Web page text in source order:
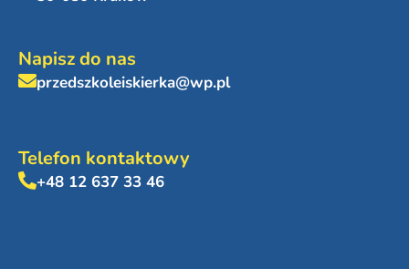
Napisz do nas
przedszkoleiskierka@wp.pl
Telefon kontaktowy
+48 12 637 33 46